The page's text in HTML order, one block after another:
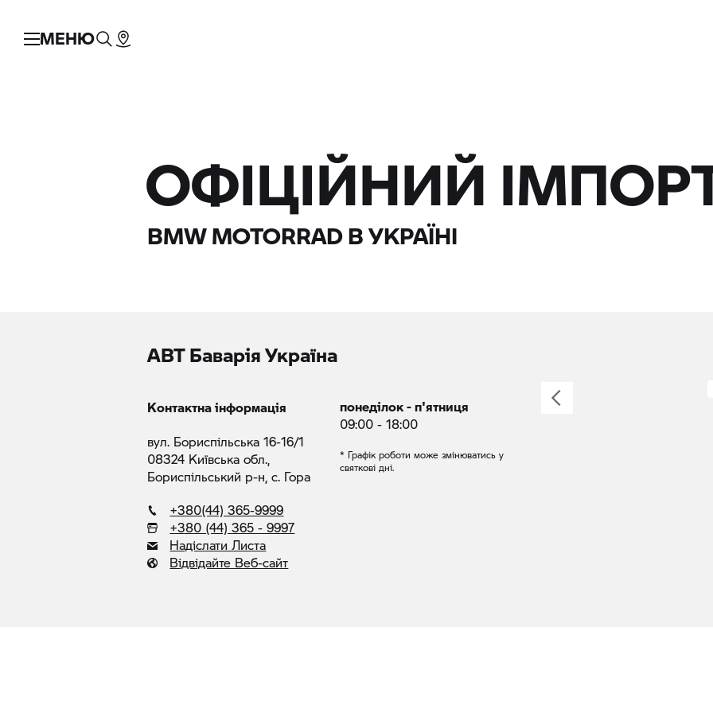
МЕНЮ
ОФІЦІЙНИЙ
BMW MOTORRADВ УКРАЇНІ
АВТ Баварія Україна
Контактна інформація
вул. Бориспільська 16-16/1
08324 Київська обл.,
Бориспільський р-н, с. Гора
+380(44) 365-9999
+380 (44) 365 - 9997
Надіслати Листа
Відвідайте Веб-сайт
понеділок - п'ятниця
09:00 - 18:00
* Графік роботи може змінюватись у
святкові дні.